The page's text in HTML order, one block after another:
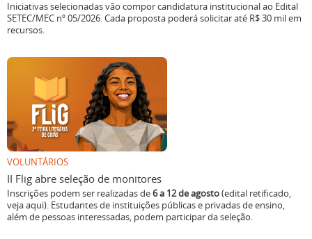
Iniciativas selecionadas vão compor candidatura institucional ao Edital
SETEC/MEC nº 05/2026. Cada proposta poderá solicitar até R$ 30 mil em
recursos.
VOLUNTÁRIOS
II Flig abre seleção de monitores
Inscrições podem ser realizadas de6 a 12 de agosto(edital retificado,
veja aqui). Estudantes de instituições públicas e privadas de ensino,
além de pessoas interessadas, podem participar da seleção.